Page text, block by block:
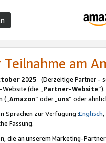
Teilnahme am
2025 (Derzeitige Partner -
(die „Partner-Website
(„Amazon“ oder „uns“ oder
Sprachen zur Verfügung :Englisch,
Fassung.
die an unserem Marketing-